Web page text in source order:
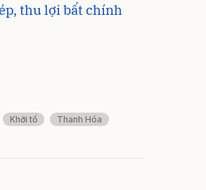
thu lợi bất chính
Khởi tố Thanh Hóa